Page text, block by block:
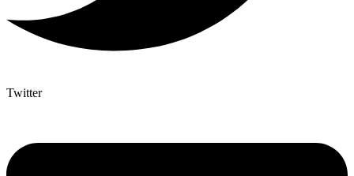
Twitter